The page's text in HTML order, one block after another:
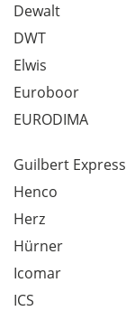
Dewalt
DWT
Elwis
Euroboor
EURODIMA
Guilbert Express
Henco
Herz
Hürner
Icomar
ICS